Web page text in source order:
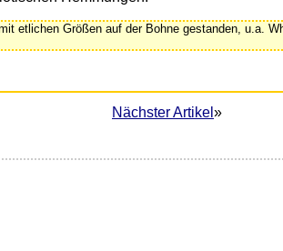
etlichen Größen auf der Bohne gestanden, u.a.
Nächster Artikel »